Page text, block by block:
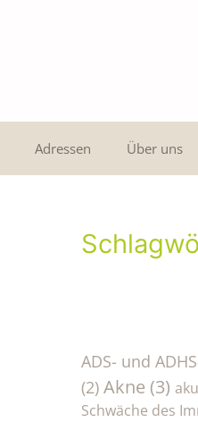
Adressen Über uns
ADS- und
(2) Akne (3)
Schwäche des